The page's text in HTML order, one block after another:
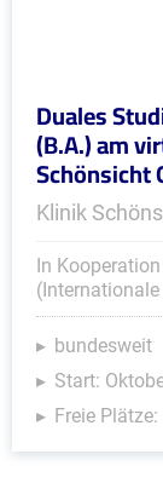
Duales
(B.A.) am
Schönsicht
Klinik
In
bundesweit
Start:
Freie Plätze: